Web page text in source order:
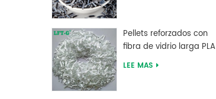
Pellets reforzados con
fibra de vidrio larga PLA
de ácido poliláctico de
LEE MAS